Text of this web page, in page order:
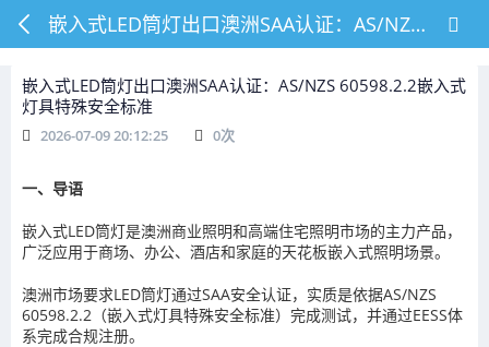
嵌入式LED筒灯出口澳洲SAA认证：AS/NZS 60598.2.2嵌入式灯具特殊安全标准
嵌入式LED筒灯出口澳洲SAA认证：AS/NZS 60598.2.2嵌入式
灯具特殊安全标准
2026-07-09 20:12:25 0次
一、导语
嵌入式LED筒灯是澳洲商业照明和高端住宅照明市场的主力产品，
广泛应用于商场、办公、酒店和家庭的天花板嵌入式照明场景。
澳洲市场要求LED筒灯通过SAA安全认证，实质是依据AS/NZS
60598.2.2（嵌入式灯具特殊安全标准）完成测试，并通过EESS体
系完成合规注册。